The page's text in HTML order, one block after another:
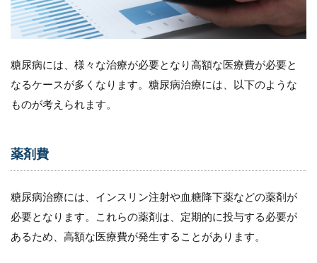
い
7.3
病状の
進行や
合併症
の発症
養需要
の増加
在
宅
で
の
糖尿病には、様々な治療が必要となり高額な医療費が必要と
なるケースが多くなります。糖尿病治療には、以下のような
ものが考えられます。
薬剤費
糖尿病治療には、インスリン注射や血糖降下薬などの薬剤が
必要となります。これらの薬剤は、定期的に投与する必要が
あるため、高額な医療費が発生することがあります。